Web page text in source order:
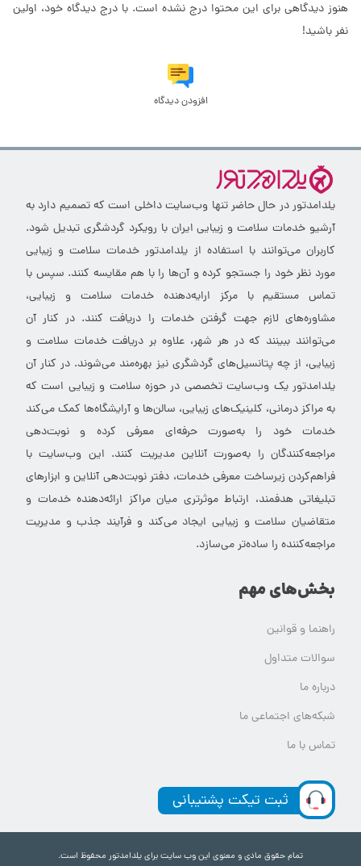
هنوز دیدگاهی برای این محتوا درج نشده است. با درج دیدگاه خود، اولین
نفر باشید!
افزودن دیدگاه
یلدامدتور در حال حاضر تنها وب‌سایت داخلی است که تصمیم دارد به
آرشیو خدمات سلامت و زیبایی ایران با رویکرد گردشگری تبدیل شود.
کاربران می‌توانند با استفاده از یلدامدتور خدمات سلامت و زیبایی
مورد نظر خود را جستجو کرده و آن‌ها را با هم مقایسه کنند. سپس با
تماس مستقیم با مرکز ارایه‌دهنده خدمات سلامت و زیبایی،
مشاوره‌های لازم جهت گرفتن خدمات را دریافت کنند. در کنار آن
می‌توانند ببینند که در هر شهر، علاوه بر دریافت خدمات سلامت و
زیبایی، از چه پتانسیل‌های گردشگری نیز بهره‌مند می‌شوند. در کنار آن
یلدامدتور یک وب‌سایت تخصصی در حوزه سلامت و زیبایی است که
به مراکز درمانی، کلینیک‌های زیبایی، سالن‌ها و آرایشگاه‌ها کمک می‌کند
خدمات خود را به‌صورت حرفه‌ای معرفی کرده و نوبت‌دهی
مراجعه‌کنندگان را به‌صورت آنلاین مدیریت کنند. این وب‌سایت با
فراهم‌کردن زیرساخت معرفی خدمات، دفتر نوبت‌دهی آنلاین و ابزارهای
تبلیغاتی هدفمند، ارتباط موثرتری میان مراکز ارائه‌دهنده خدمات و
متقاضیان سلامت و زیبایی ایجاد می‌کند و فرآیند جذب و مدیریت
مراجعه‌کننده را ساده‌تر می‌سازد.
بخش‌های مهم
راهنما و قوانین
سوالات متداول
درباره ما
شبکه‌های اجتماعی ما
تماس با ما
ثبت تیکت پشتیبانی
تمام حقوق مادی و معنوی این وب سایت برای یلدامدتور محفوظ است.